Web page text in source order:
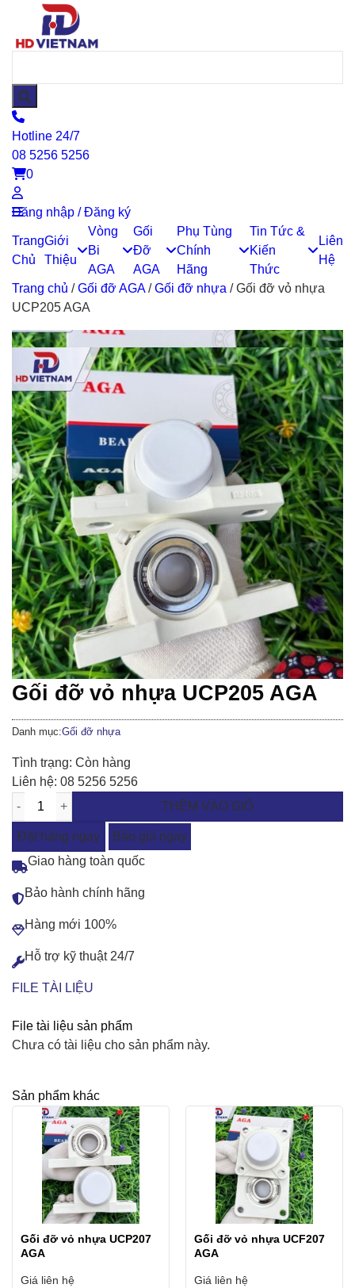
Hotline 24/7
08 5256 5256
0
Đăng nhập / Đăng ký
Trang
Chủ
Giới
Thiệu
Vòng
Bi
AGA
Gối
Đỡ
AGA
Phụ Tùng
Chính
Hãng
Tin Tức &
Kiến
Thức
Liên
Hệ
Trang chủ /Gối đỡ AGA/Gối đỡ nhựa /Gối đỡ vỏ nhựa
UCP205 AGA
Gối đỡ vỏ nhựa UCP205 AGA
Danh mục:Gối đỡ nhựa
Tình trạng: Còn hàng
Liên hệ: 08 5256 5256
THÊM VÀO GIỎ
Đặt hàng ngay
Báo giá ngay
Giao hàng toàn quốc
Bảo hành chính hãng
Hàng mới 100%
Hỗ trợ kỹ thuật 24/7
FILE TÀI LIỆU
File tài liệu sản phẩm
Chưa có tài liệu cho sản phẩm này.
Sản phẩm khác
Gối đỡ vỏ nhựa UCP207
AGA
Giá liên hệ
Gối đỡ vỏ nhựa UCF207
AGA
Giá liên hệ